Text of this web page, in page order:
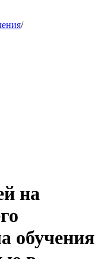
/
на
обучения